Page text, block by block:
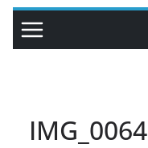
IMG_0064